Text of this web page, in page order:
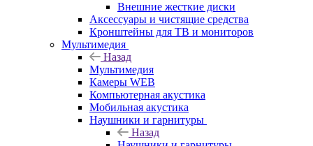
Внешние жесткие диски
Аксессуары и чистящие средства
Кронштейны для ТВ и мониторов
Мультимедия
Назад
Мультимедия
Камеры WEB
Компьютерная акустика
Мобильная акустика
Наушники и гарнитуры
Назад